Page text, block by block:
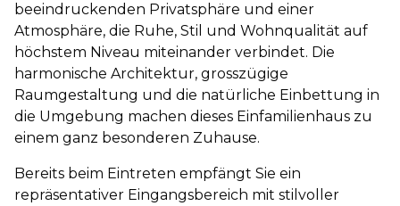
beeindruckenden Privatsphäre und einer
Atmosphäre, die Ruhe, Stil und Wohnqualität auf
höchstem Niveau miteinander verbindet. Die
harmonische Architektur, grosszügige
Raumgestaltung und die natürliche Einbettung in
die Umgebung machen dieses Einfamilienhaus zu
einem ganz besonderen Zuhause.
Bereits beim Eintreten empfängt Sie ein
repräsentativer Eingangsbereich mit stilvoller